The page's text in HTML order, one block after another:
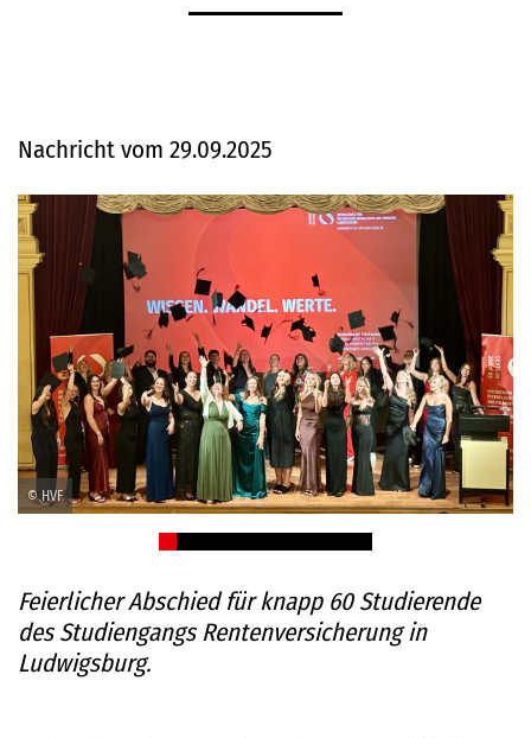
Nachricht vom 29.09.2025
© HVF
Feierlicher Abschied für knapp 60 Studierende
des Studiengangs Rentenversicherung in
Ludwigsburg.